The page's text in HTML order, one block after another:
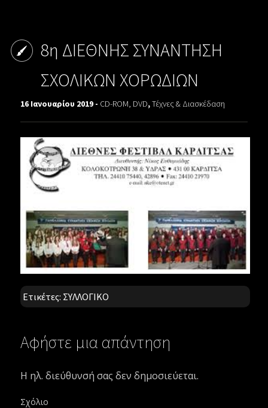
8η ΔΙΕΘΝΗΣ ΣΥΝΑΝΤΗΣΗ
ΣΧΟΛΙΚΩΝ ΧΟΡΩΔΙΩΝ
16 Ιανουαρίου 2019 - CD-ROM, DVD,Τέχνες & Διασκέδαση
Ετικέτες: ΣΥΛΛΟΓΙΚΟ
Αφήστε μια απάντηση
Η ηλ. διεύθυνσή σας δεν δημοσιεύεται.
Σχόλιο